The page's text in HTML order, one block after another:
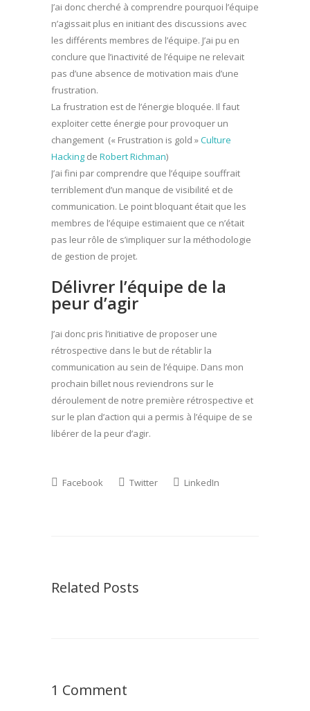
J’ai donc cherché à comprendre pourquoi l’équipe
n’agissait plus en initiant des discussions avec
les différents membres de l’équipe. J’ai pu en
conclure que l’inactivité de l’équipe ne relevait
pas d’une absence de motivation mais d’une
frustration.
La frustration est de l’énergie bloquée. Il faut
exploiter cette énergie pour provoquer un
changement (« Frustration is gold »Culture
Hacking de Robert Richman)
J’ai fini par comprendre que l’équipe souffrait
terriblement d’un manque de visibilité et de
communication. Le point bloquant était que les
membres de l’équipe estimaient que ce n’était
pas leur rôle de s’impliquer sur la méthodologie
de gestion de projet.
Délivrer l’équipe de la
peur d’agir
J’ai donc pris l’initiative de proposer une
rétrospective dans le but de rétablir la
communication au sein de l’équipe. Dans mon
prochain billet nous reviendrons sur le
déroulement de notre première rétrospective et
sur le plan d’action qui a permis à l’équipe de se
libérer de la peur d’agir.
Facebook Twitter LinkedIn
Related Posts
1 Comment